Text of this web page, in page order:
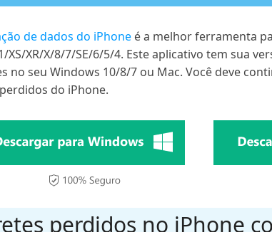
de dados do iPhone é a melhor ferramenta
XR/X/8/7/SE/6/5/4. Este aplicativo tem sua
no seu Windows 10/8/7 ou Mac. Você deve
do iPhone.
perdidos no iPhone